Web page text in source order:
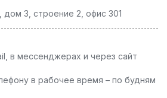
дом 3, строение 2, офис 301
в мессенджерах и через сайт
в рабочее время – по будням